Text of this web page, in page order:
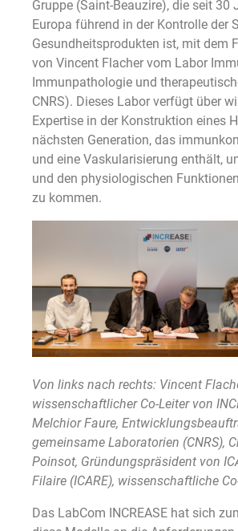
Gruppe (Saint-Beauzire), die seit 30
Europa führend in der Kontrolle der
Gesundheitsprodukten ist, mit dem
von Vincent Flacher vom Labor
Immunpathologie und
CNRS). Dieses Labor verfügt über
Expertise in der Konstruktion eines
nächsten Generation, das
und eine Vaskularisierung enthält,
und den physiologischen
zu kommen.
Von links nach rechts: Vincent
wissenschaftlicher Co-Leiter von
Melchior Faure,
gemeinsame Laboratorien (CNRS),
Poinsot, Gründungspräsident von
Filaire (ICARE), wissenschaftliche
Das LabCom INCREASE hat sich